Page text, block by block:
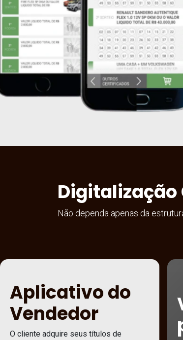
Digitalização
Não dependa apenas da
Aplicativo do
Vendedor
O cliente adquire seus títulos de